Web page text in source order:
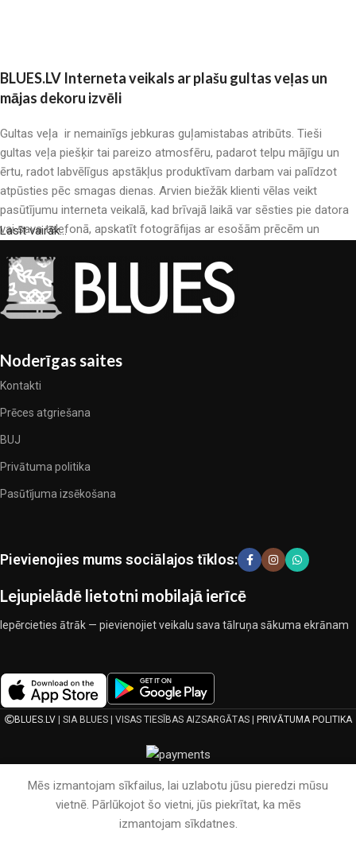
BLUES.LV Interneta veikals ar plašu gultas veļas un
mājas dekoru izvēli
Gultas veļa ir nemainīgs jebkuras guļamistabas atribūts. Tieši
gultas veļa piešķir tai pareizo atmosfēru, padarot telpu mājīgu un
ērtu, radot labvēlīgus apstākļus produktīvam darbam vai palīdzot
atpūsties pēc smagas dienas. Arvien biežāk klienti vēlas veikt
pasūtījumu interneta veikalā, kad brīvajā laikā var sēsties pie datora
vai sava telefonā, apskatīt fotogrāfijas ar esošām prēcēm un
veļas katalogs: pieejamas gan kokvilnas, gan kokvilna satīna gultas
veļas.
Gultas veļas ražošana ir moderns mākslas veids
Gultas veļas ražotāji, kā arī citu tekstila preču ražotāji ir pilni ar
dizainieriskām prēcem, kuras novērtēs īsti skaistuma pazinēji. Mēs
esam izvēlējušies jums labākos modeļus no mūsdienu gultas veļas
praktiskumu katrā izstrādājuma vienībā. Mūsu sortimentā ir
pārbaudītu uzņēmumu produkti. Kuri daudzu gadu nepārtrauktā
ekspluatācijas īpašības, pievilcīgu izstrādājumu izskatu, ilgu
lietošanas laiku un kalpošanas laiku.
Lasīt vairāk...
Noderīgas saites
Kontakti
Prēces atgriešana
BUJ
Privātuma politika
Pasūtījuma izsēkošana
Pievienojies mums sociālajos tīklos:
Lejupielādē lietotni mobilajā ierīcē
Iepērcieties ātrāk — pievienojiet veikalu sava tālruņa sākuma ekrānam
BLUES.LV| SIA BLUES | VISAS TIESĪBAS AIZSARGĀTAS | PRIVĀTUMA POLITIKA
Mēs izmantojam sīkfailus, lai uzlabotu jūsu pieredzi mūsu
vietnē. Pārlūkojot šo vietni, jūs piekrītat, ka mēs
izmantojam sīkdatnes.